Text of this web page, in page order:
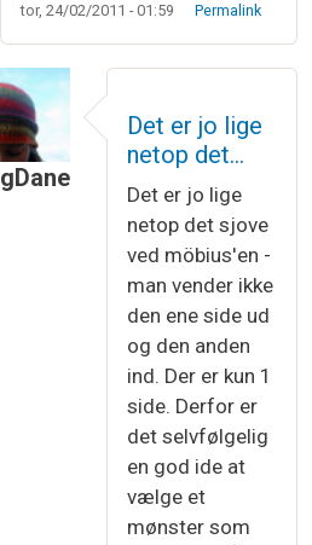
tor, 24/02/2011 - 01:59 Permalink
afConnie Nielsen
Det er jo lige
netop det…
Det er jo lige
netop det sjove
ved möbius'en -
man vender ikke
den ene side ud
og den anden
ind. Der er kun 1
side. Derfor er
det selvfølgelig
en god ide at
vælge et
mønster som